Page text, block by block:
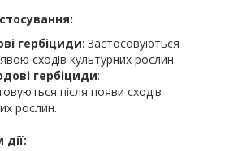
гербіциди: Застосовуються
сходів культурних рослин.
гербіциди:
після появи сходів
рослин.